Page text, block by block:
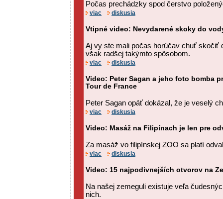
Počas prechádzky spod čerstvo
viac diskusia
Vtipné video: Nevydarené skoky do
Aj vy ste mali počas horúčav chuť skočiť
však radšej takýmto spôsobom.
viac diskusia
Video: Peter Sagan a jeho foto bomba
Tour de France
Peter Sagan opäť dokázal, že je veselý
viac diskusia
Video: Masáž na Filipínach je len pre
Za masáž vo filipínskej ZOO sa platí
viac diskusia
Video: 15 najpodivnejších otvorov na
Na našej zemeguli existuje veľa
nich.